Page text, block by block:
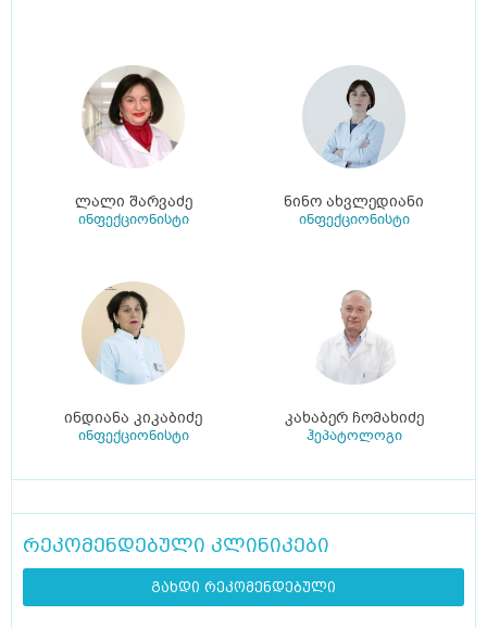
ლალი შარვაძე
ინფექციონისტი
ნინო ახვლედიანი
ინფექციონისტი
ინდიანა კიკაბიძე
ინფექციონისტი
კახაბერ ჩომახიძე
ჰეპატოლოგი
რეკომენდებული კლინიკები
გახდი რეკომენდებული